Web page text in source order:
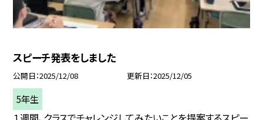
スピーチ発表をしました
公開日 2025/12/08 更新日 2025/12/05
5年生